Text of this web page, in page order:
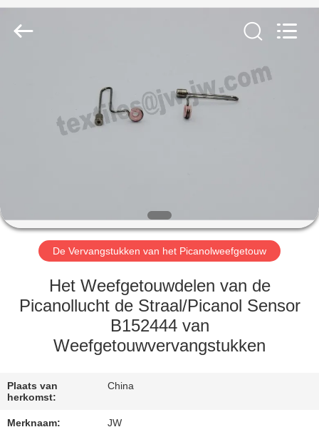
PRODUCTEN
FABRIEKSREIS
KWALITEITSCONTROLE
CONTACTEER
NIEUWS
Import
Export
Co.,Ltd.
De Vervangstukken van het Picanolweefgetouw
Het Weefgetouwdelen van de
Picanollucht de Straal/Picanol Sensor
B152444 van
Weefgetouwvervangstukken
Plaats van
herkomst:
China
Merknaam: JW